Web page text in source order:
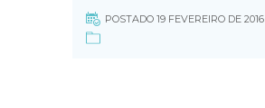
POSTADO 19 FEVEREIRO DE 2016